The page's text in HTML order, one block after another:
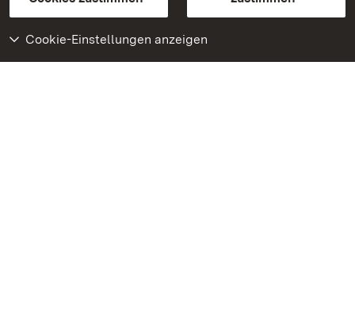
Cookie-Einstellungen anzeigen
Weiteres